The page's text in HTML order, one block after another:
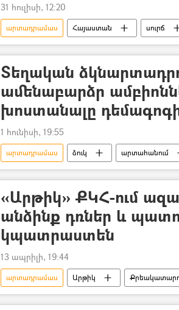
31 հուլիսի, 12:20
արտադրամաս Հայաստան
սուրճ
ՍԱՏՄ(Սննդամթերքի անվտանգության
Տեղական
ամենաբարձր
խոստանալը
1 հունիսի, 19:55
արտադրամաս ձուկ արտահանում
«Արթիկ» ՔԿՀ-ում
անձինք դռներ և
կպատրաստեն
13 ապրիլի, 19:44
արտադրամաս Արթիկ